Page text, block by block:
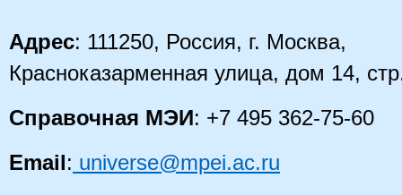
Адрес: 111250, Россия, г. Москва,
Красноказарменная улица, дом 14,
Справочная МЭИ: +7 495 362-75-60
Email: universe@mpei.ac.ru